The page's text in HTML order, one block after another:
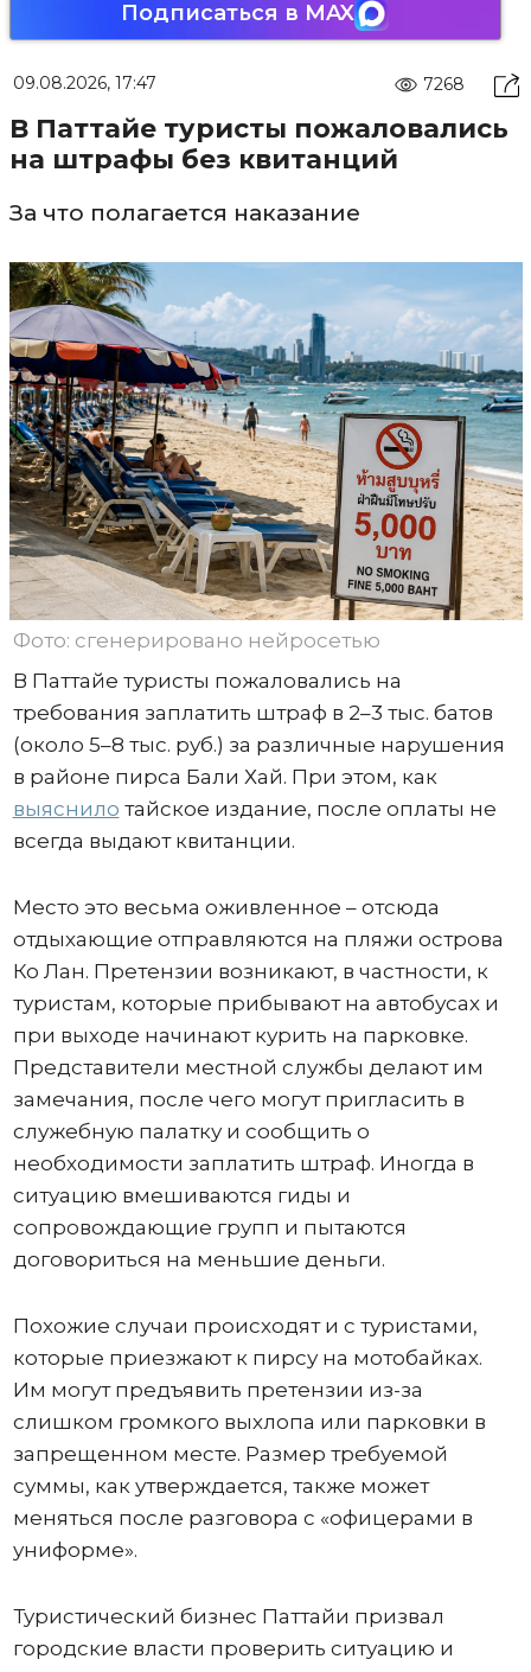
Подписаться в MAX
09.08.2026, 17:47 7268
В Паттайе туристы пожаловались
на штрафы без квитанций
За что полагается наказание
Фото: сгенерировано нейросетью
В Паттайе туристы пожаловались на
требования заплатить штраф в 2–3 тыс. батов
(около 5–8 тыс. руб.) за различные нарушения
в районе пирса Бали Хай. При этом, как
выяснило тайское издание, после оплаты не
всегда выдают квитанции.
Место это весьма оживленное – отсюда
отдыхающие отправляются на пляжи острова
Ко Лан. Претензии возникают, в частности, к
туристам, которые прибывают на автобусах и
при выходе начинают курить на парковке.
Представители местной службы делают им
замечания, после чего могут пригласить в
служебную палатку и сообщить о
необходимости заплатить штраф. Иногда в
ситуацию вмешиваются гиды и
сопровождающие групп и пытаются
договориться на меньшие деньги.
Похожие случаи происходят и с туристами,
которые приезжают к пирсу на мотобайках.
Им могут предъявить претензии из-за
слишком громкого выхлопа или парковки в
запрещенном месте. Размер требуемой
суммы, как утверждается, также может
меняться после разговора с «офицерами в
униформе».
Туристический бизнес Паттайи призвал
городские власти проверить ситуацию и